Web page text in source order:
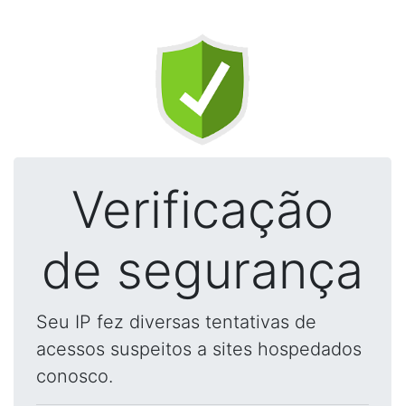
Verificação
de segurança
Seu IP fez diversas tentativas de
acessos suspeitos a sites hospedados
conosco.